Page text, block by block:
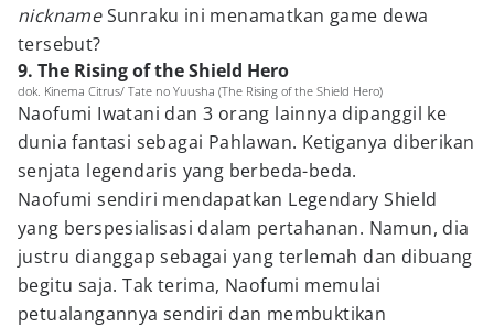
nicknameSunraku ini menamatkan game dewa
tersebut?
9. The Rising of the Shield Hero
dok. Kinema Citrus/ Tate no Yuusha (The Rising of the Shield Hero)
Naofumi Iwatani dan 3 orang lainnya dipanggil ke
dunia fantasi sebagai Pahlawan. Ketiganya diberikan
senjata legendaris yang berbeda-beda.
Naofumi sendiri mendapatkan Legendary Shield
yang berspesialisasi dalam pertahanan. Namun, dia
justru dianggap sebagai yang terlemah dan dibuang
begitu saja. Tak terima, Naofumi memulai
petualangannya sendiri dan membuktikan